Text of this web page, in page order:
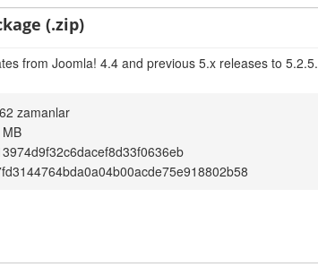
(.zip)
from Joomla! 4.4 and previous 5.x releases to 5.2.5.
zamanlar